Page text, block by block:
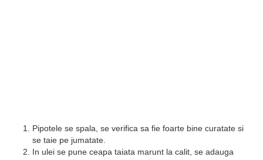
Pipotele se spala, se verifica sa fie foarte bine curatate si
se taie pe jumatate.
In ulei se pune ceapa taiata marunt la calit, se adauga